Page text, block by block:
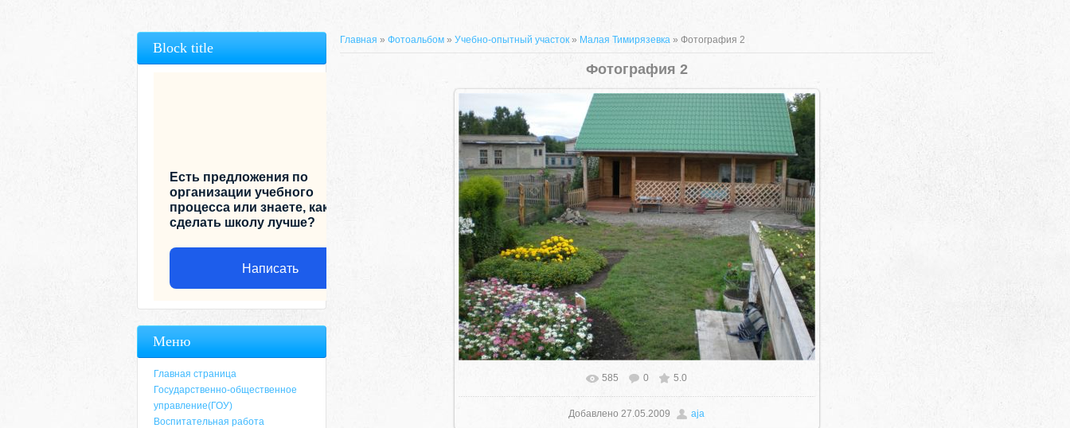
659635, Алтайский край, Алтайский район, село Ая, ул. Школьная 11. тел. 28-
6-49, электронный адрес: aja_70@mail.ru
Главная » Фотоальбом » Учебно-опытный участок » Малая Тимирязевка » Фотография 2
Фотография 2
585 0 5.0
Добавлено 27.05.2009 aja
Block title
Есть предложения по
организации учебного
процесса или знаете, как
сделать школу лучше?
Написать
Меню
Главная страница
Государственно-общественное
управление(ГОУ)
Воспитательная работа